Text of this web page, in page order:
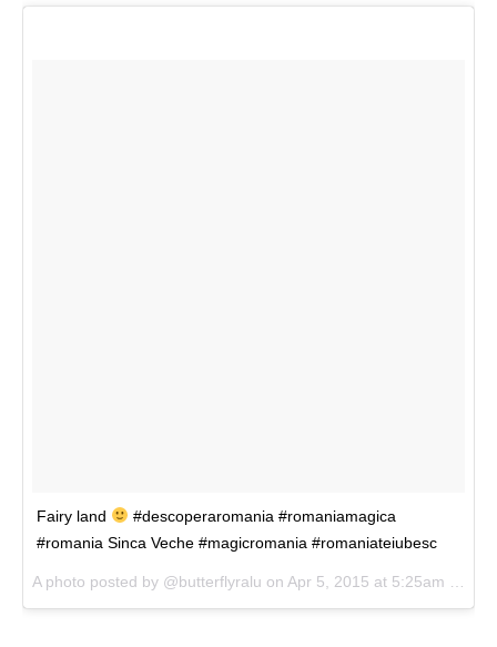
Fairy land
#descoperaromania #romaniamagica
#romania Sinca Veche #magicromania #romaniateiubesc